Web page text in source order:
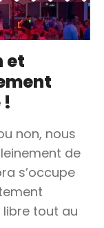
et
!
non, nous
de
s’occupe
libre tout au